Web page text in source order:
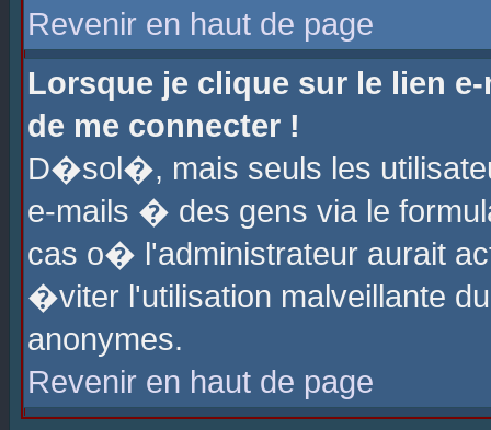
Revenir en haut de page
Lorsque je clique sur le lien
de me connecter !
D�sol�, mais seuls les
e-mails � des gens via le
cas o� l'administrateur aurait
�viter l'utilisation malveillante
anonymes.
Revenir en haut de page